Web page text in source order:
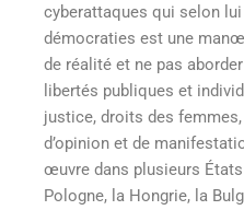
cyberattaques qui selon
démocraties est une
de réalité et ne pas
libertés publiques et
justice, droits des
d’opinion et de
œuvre dans plusieurs
Pologne, la Hongrie, la